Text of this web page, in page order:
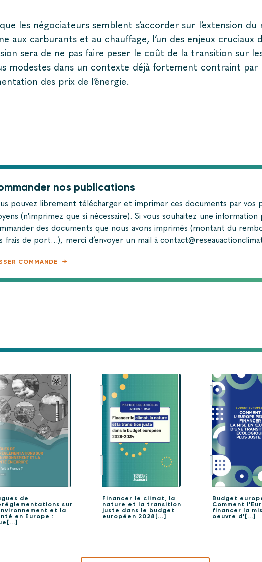
les négociateurs semblent s’accorder sur l’extension du
aux carburants et au chauffage, l’un des enjeux cruciaux
sera de ne pas faire peser le coût de la transition sur
modestes dans un contexte déjà fortement contraint par
des prix de l’énergie.
nos publications
pouvez librement télécharger et imprimer ces documents par vos
(n'imprimez que si nécessaire). Si vous souhaitez une information
des documents que nous avons imprimés (montant du
frais de port…), merci d’envoyer un mail à
COMMANDE
de
sur
et la
en Europe :
Financer le climat, la
nature et la transition
juste dans le budget
européen 2028[...]
Budget
Comment
financer la
oeuvre d’[...]